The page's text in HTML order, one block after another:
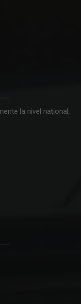
la nivel naţional,